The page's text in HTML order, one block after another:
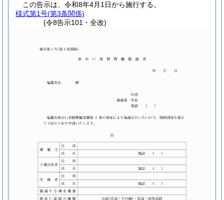
この告示は、令和8年4月1日から施行する。
様式第1号(第3条関係)
(令8告示101・全改)